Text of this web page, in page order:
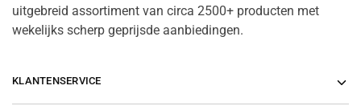
uitgebreid assortiment van circa 2500+ producten met
wekelijks scherp geprijsde aanbiedingen.
KLANTENSERVICE